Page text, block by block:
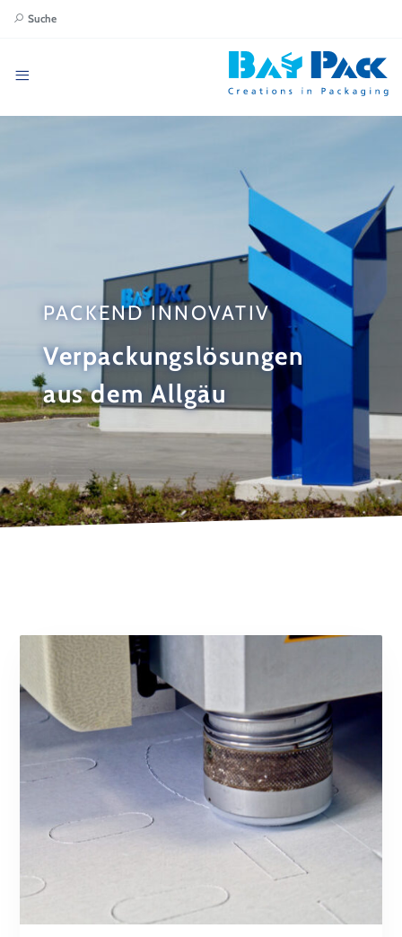
Suche
PACKEND INNOVATIV
Verpackungslösungen
aus dem Allgäu